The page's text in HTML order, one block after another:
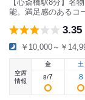
【心斎橋駅8分】名
能。満足感のあるコ
3.35
￥10,000～￥
空席
情報
金
8/7
土
8